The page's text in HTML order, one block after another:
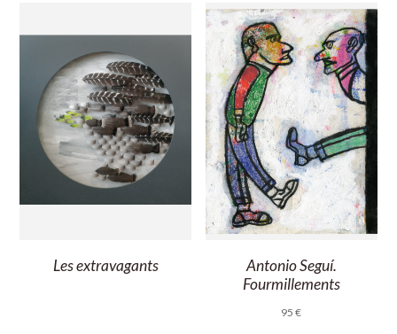
Les extravagants
Antonio Seguí.
Fourmillements
95€